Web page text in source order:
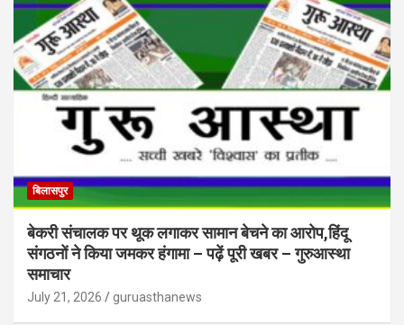
बिलासपुर
बेकरी संचालक पर थूक लगाकर सामान बेचने का आरोप,हिंदू
संगठनों ने किया जमकर हंगामा – पढ़ें पूरी खबर – गुरुआस्था
समाचार
July 21, 2026 guruasthanews